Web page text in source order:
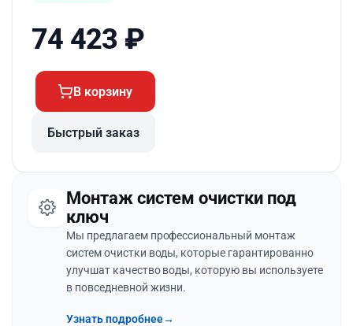
74 423 ₽
В корзину
Быстрый заказ
Монтаж систем очистки под
ключ
Мы предлагаем профессиональный монтаж
систем очистки воды, которые гарантированно
улучшат качество воды, которую вы используете
в повседневной жизни.
Узнать подробнее→